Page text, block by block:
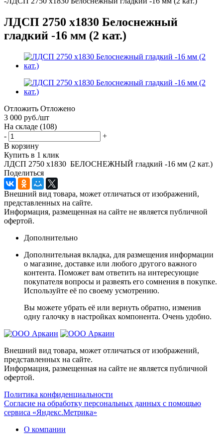
ЛДСП 2750 х1830 Белоснежный
гладкий -16 мм (2 кат.)
Отложить Отложено
3 000 руб./шт
На складе (108)
-
+
В корзину
Купить в 1 клик
ЛДСП 2750 х1830 БЕЛОСНЕЖНЫЙ гладкий -16 мм (2 кат.)
Поделиться
Внешний вид товара, может отличаться от изображений,
представленных на сайте.
Информация, размещенная на сайте не является публичной
офертой.
Дополнительно
Дополнительная вкладка, для размещения информации
о магазине, доставке или любого другого важного
контента. Поможет вам ответить на интересующие
покупателя вопросы и развеять его сомнения в покупке.
Используйте её по своему усмотрению.
Вы можете убрать её или вернуть обратно, изменив
одну галочку в настройках компонента. Очень удобно.
Внешний вид товара, может отличаться от изображений,
представленных на сайте.
Информация, размещенная на сайте не является публичной
офертой.
Политика конфиденциальности
Согласие на обработку персональных данных с помощью
сервиса «Яндекс.Метрика»
О компании